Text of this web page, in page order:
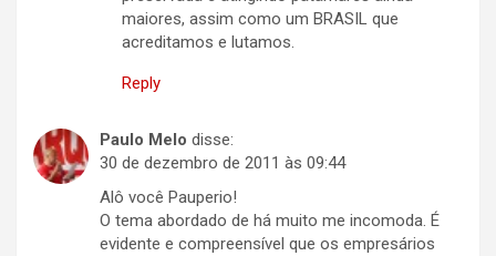
maiores, assim como um BRASIL que
acreditamos e lutamos.
Reply
Paulo Melo disse:
30 de dezembro de 2011 às 09:44
Alô você Pauperio!
O tema abordado de há muito me incomoda. É
evidente e compreensível que os empresários